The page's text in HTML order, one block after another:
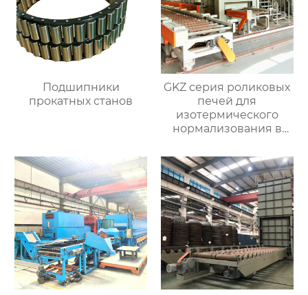
Подшипники
прокатных станов
GKZ серия роликовых
печей для
изотермического
нормализования в
процессе